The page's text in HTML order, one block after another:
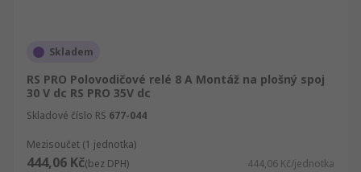
Skladem
RS PRO Polovodičové relé 8 A Montáž na plošný spoj
30 V dc RS PRO 35V dc
Skladové číslo RS 677-044
Mezisoučet (1 jednotka)
444,06 Kč(bez DPH) 444,06 Kč/jednotka